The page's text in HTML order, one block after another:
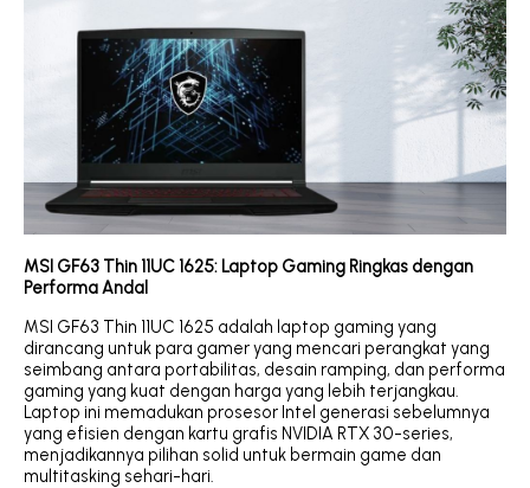
MSI GF63 Thin 11UC 1625: Laptop Gaming Ringkas dengan
Performa Andal
MSI GF63 Thin 11UC 1625 adalah laptop gaming yang
dirancang untuk para gamer yang mencari perangkat yang
seimbang antara portabilitas, desain ramping, dan performa
gaming yang kuat dengan harga yang lebih terjangkau.
Laptop ini memadukan prosesor Intel generasi sebelumnya
yang efisien dengan kartu grafis NVIDIA RTX 30-series,
menjadikannya pilihan solid untuk bermain game dan
multitasking sehari-hari.